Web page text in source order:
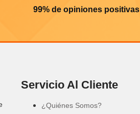
99% de opiniones positivas
Servicio Al Cliente
¿Quiénes Somos?